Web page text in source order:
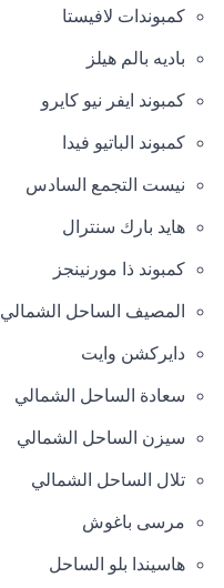
كمبوندات لافيستا
باديه بالم هيلز
كمبوند ايفر نيو كايرو
كمبوند الباتيو فيدا
نيست التجمع السادس
هايد بارك سنترال
كمبوند ذا مورنينجز
المصيف الساحل الشمالي
دايركشن وايت
سعادة الساحل الشمالي
سيزن الساحل الشمالي
تلال الساحل الشمالي
مرسى باغوش
هاسيندا بلو الساحل